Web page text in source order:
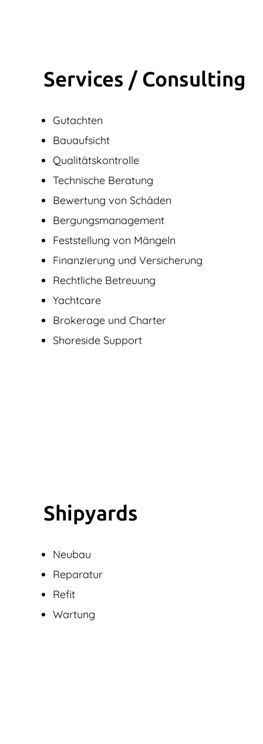
Services / Consulting
Gutachten
Bauaufsicht
Qualitätskontrolle
Technische Beratung
Bewertung von Schäden
Bergungsmanagement
Feststellung von Mängeln
Finanzierung und Versicherung
Rechtliche Betreuung
Yachtcare
Brokerage und Charter
Shoreside Support
Shipyards
Neubau
Reparatur
Refit
Wartung